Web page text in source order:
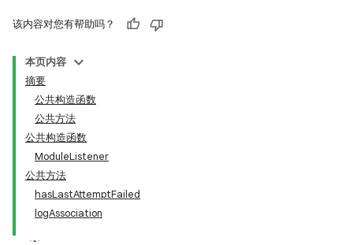
该内容对您有帮助吗？
本页内容
摘要
公共构造函数
公共方法
公共构造函数
ModuleListener
公共方法
hasLastAttemptFailed
logAssociation